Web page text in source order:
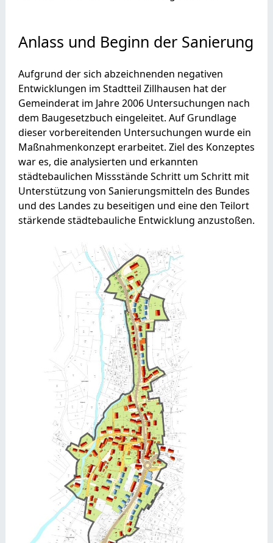
Anlass und Beginn der Sanierung
Aufgrund der sich abzeichnenden negativen
Entwicklungen im Stadtteil Zillhausen hat der
Gemeinderat im Jahre 2006 Untersuchungen nach
dem Baugesetzbuch eingeleitet. Auf Grundlage
dieser vorbereitenden Untersuchungen wurde ein
Maßnahmenkonzept erarbeitet. Ziel des Konzeptes
war es, die analysierten und erkannten
städtebaulichen Missstände Schritt um Schritt mit
Unterstützung von Sanierungsmitteln des Bundes
und des Landes zu beseitigen und eine den Teilort
stärkende städtebauliche Entwicklung anzustoßen.